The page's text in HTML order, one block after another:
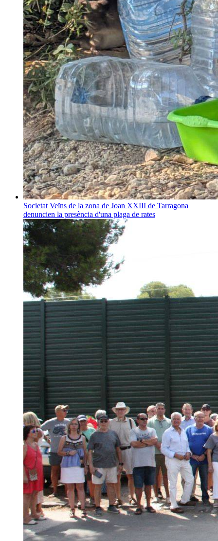
Societat Veïns de la zona de Joan XXIII de Tarragona
denuncien la presència d'una plaga de rates